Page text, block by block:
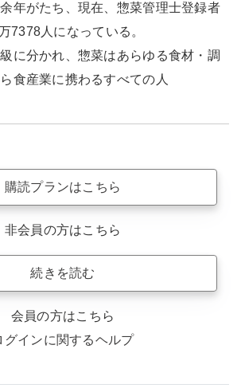
年がたち、現在、惣菜管理士登録者
7378人になっている。
に分かれ、惣菜はあらゆる食材・調
食産業に携わるすべての人
購読プランはこちら
非会員の方はこちら
続きを読む
会員の方はこちら
グインに関するヘルプ